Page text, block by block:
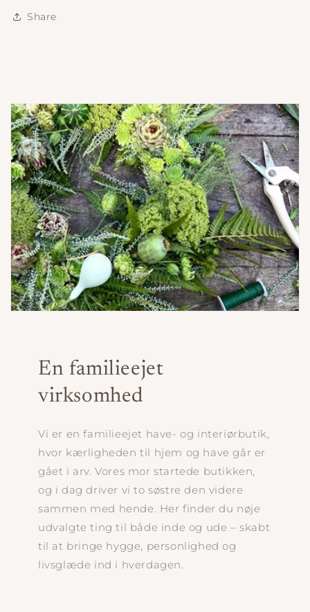
Share
En familieejet
virksomhed
Vi er en familieejet have- og interiørbutik,
hvor kærligheden til hjem og have går er
gået i arv. Vores mor startede butikken,
og i dag driver vi to søstre den videre
sammen med hende. Her finder du nøje
udvalgte ting til både inde og ude – skabt
til at bringe hygge, personlighed og
livsglæde ind i hverdagen.